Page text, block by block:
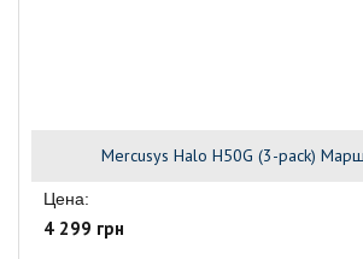
Mercusys Halo H50G (3-pack)
Цена:
4 299 грн